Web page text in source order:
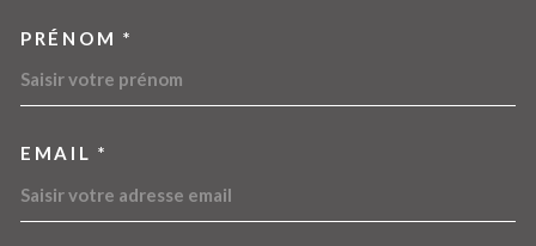
PRÉNOM *
EMAIL *